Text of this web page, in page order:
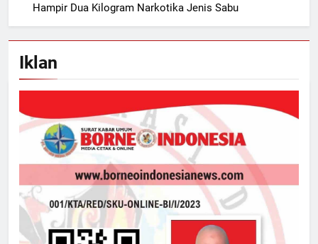
Hampir Dua Kilogram Narkotika Jenis Sabu
Iklan